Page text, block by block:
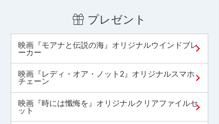
プレゼント
映画『モアナと伝説の海』オリジナルウインドブレ
ーカー
映画『レディ・オア・ノット2』オリジナルスマホ
チェーン
映画『時には懺悔を』オリジナルクリアファイルセ
ット